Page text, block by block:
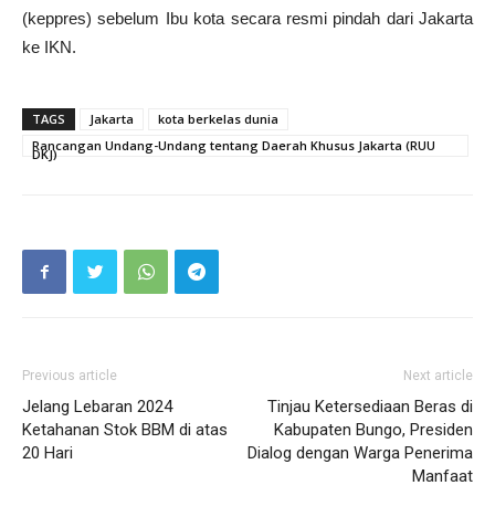
(keppres) sebelum Ibu kota secara resmi pindah dari Jakarta
ke IKN.
TAGS Jakarta
kota berkelas dunia
Rancangan Undang-Undang tentang Daerah Khusus Jakarta (RUU
DKJ)
Previous article
Jelang Lebaran 2024
Ketahanan Stok BBM di atas
20 Hari
Next article
Tinjau Ketersediaan Beras di
Kabupaten Bungo, Presiden
Dialog dengan Warga Penerima
Manfaat